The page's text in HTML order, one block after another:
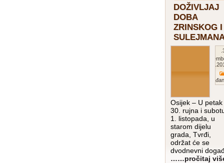
DOŽIVLJAJ
DOBA
ZRINSKOG I
Osijek – U petak
30. rujna i
1. listopada, u
starom dijelu
grada, Tvrđi,
održat će se
dvodnevni
…pročitaj